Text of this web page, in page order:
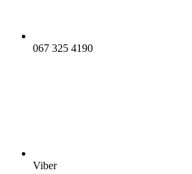
067 325 4190
Viber